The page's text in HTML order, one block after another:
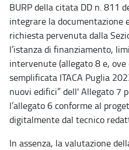
BURP della citata DD n. 811
integrare la
richiesta pervenuta dalla
l’istanza di finanziamento,
intervenute (allegato 8 e,
semplificata ITACA Puglia
nuovi edifici” dell' Allegato 7
l’allegato 6 conforme al
digitalmente dal tecnico
In assenza, la valutazione